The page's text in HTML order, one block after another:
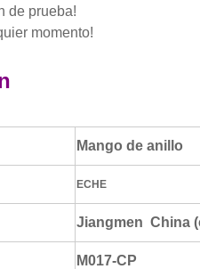
de prueba!
momento!
Mango de anillo
ECHE
Jiangmen China
M017-CP